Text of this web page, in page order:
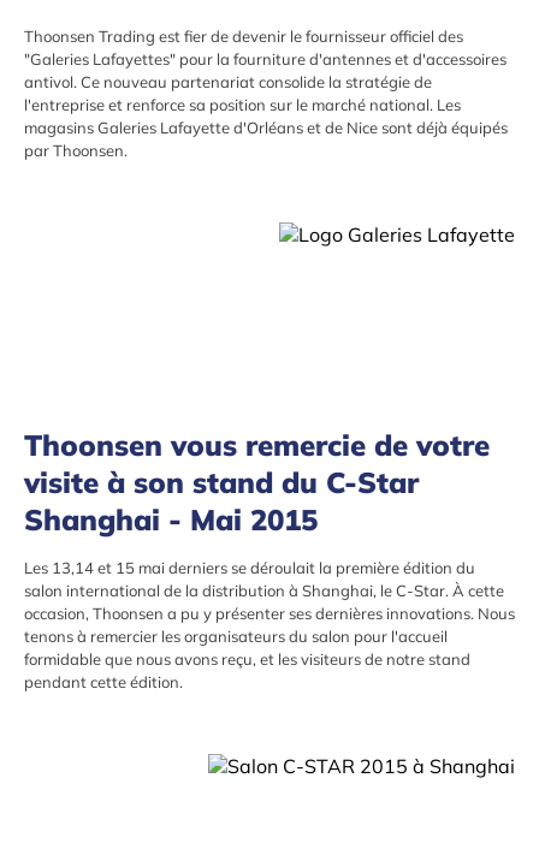
Thoonsen Trading est fier de devenir le fournisseur officiel des
"Galeries Lafayettes" pour la fourniture d'antennes et d'accessoires
antivol. Ce nouveau partenariat consolide la stratégie de
l'entreprise et renforce sa position sur le marché national. Les
magasins Galeries Lafayette d'Orléans et de Nice sont déjà équipés
par Thoonsen.
Thoonsen vous remercie de votre
visite à son stand du C-Star
Shanghai - Mai 2015
Les 13,14 et 15 mai derniers se déroulait la première édition du
salon international de la distribution à Shanghai, le C-Star. À cette
occasion, Thoonsen a pu y présenter ses dernières innovations. Nous
tenons à remercier les organisateurs du salon pour l'accueil
formidable que nous avons reçu, et les visiteurs de notre stand
pendant cette édition.